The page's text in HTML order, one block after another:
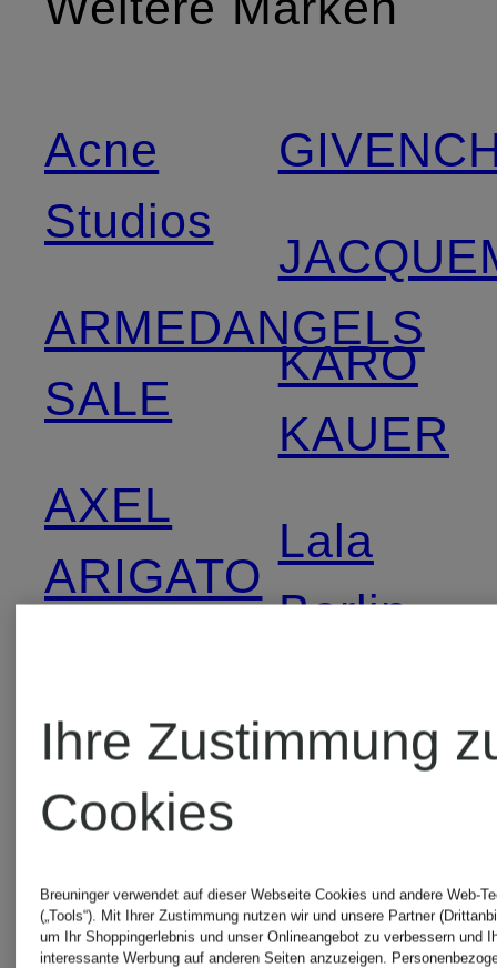
Acne
Studios
ARMEDANGELS
SALE
AXEL
ARIGATO
Barts
BELSTAFF
KARO
KAUER
Lala
Berlin
OLYMP
Ihre Zustimmung
Cookies
Breuninger verwendet auf dieser Webseite Cookies und andere Web-
(„Tools“). Mit Ihrer Zustimmung nutzen wir und unsere Partner
um Ihr Shoppingerlebnis und unser Onlineangebot zu verbessern und
interessante Werbung auf anderen Seiten anzuzeigen.